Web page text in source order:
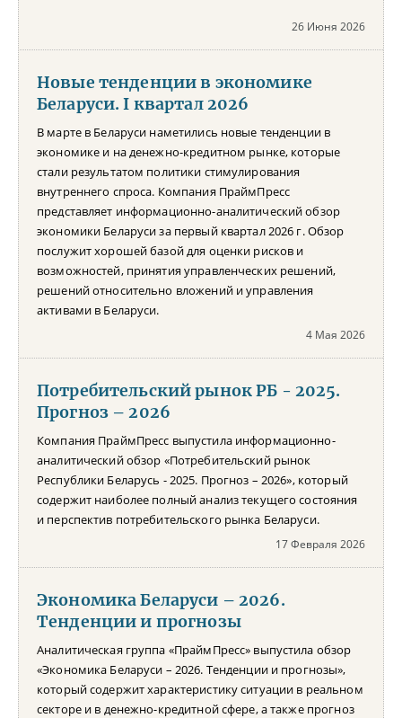
26 Июня 2026
Новые тенденции в экономике
Беларуси. I квартал 2026
В марте в Беларуси наметились новые тенденции в
экономике и на денежно-кредитном рынке, которые
стали результатом политики стимулирования
внутреннего спроса. Компания ПраймПресс
представляет информационно-аналитический обзор
экономики Беларуси за первый квартал 2026 г. Обзор
послужит хорошей базой для оценки рисков и
возможностей, принятия управленческих решений,
решений относительно вложений и управления
активами в Беларуси.
4 Мая 2026
Потребительский рынок РБ - 2025.
Прогноз – 2026
Компания ПраймПресс выпустила информационно-
аналитический обзор «Потребительский рынок
Республики Беларусь - 2025. Прогноз – 2026», который
содержит наиболее полный анализ текущего состояния
и перспектив потребительского рынка Беларуси.
17 Февраля 2026
Экономика Беларуси – 2026.
Тенденции и прогнозы
Аналитическая группа «ПраймПресс» выпустила обзор
«Экономика Беларуси – 2026. Тенденции и прогнозы»,
который содержит характеристику ситуации в реальном
секторе и в денежно-кредитной сфере, а также прогноз